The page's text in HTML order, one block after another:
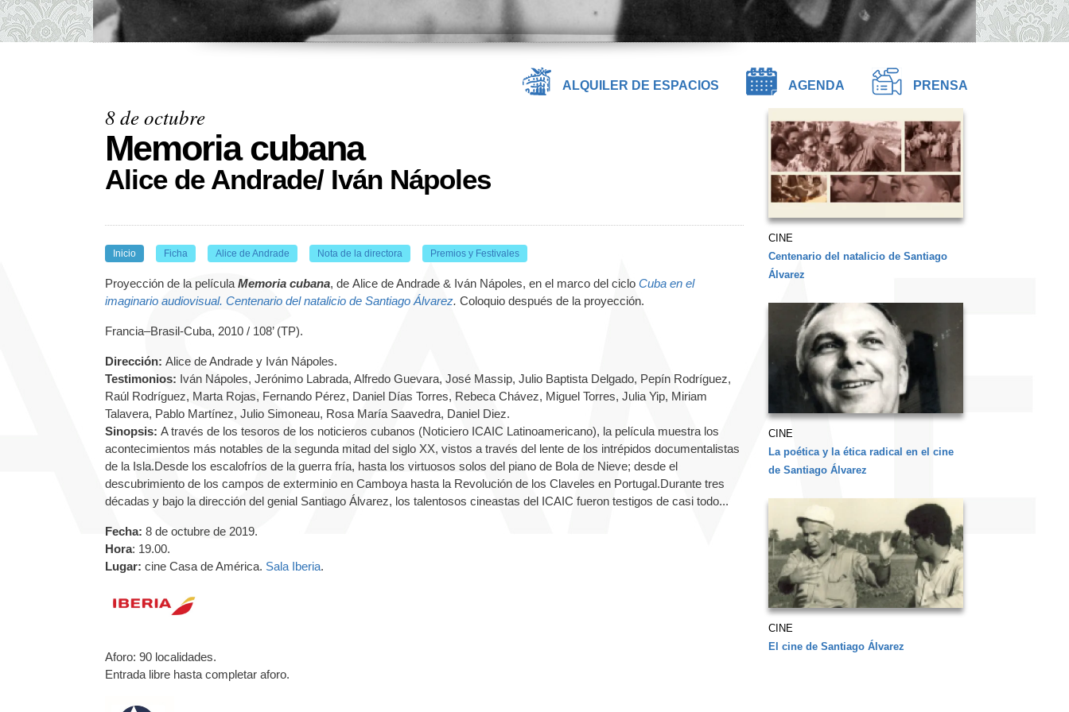
ALQUILER DE ESPACIOS AGENDA PRENSA
8 de octubre
Memoria cubana
Alice de Andrade/ Iván Nápoles
Inicio Ficha Alice de Andrade Nota de la directora Premios y Festivales
Proyección de la película Memoria cubana, de Alice de Andrade & Iván Nápoles, en el marco del ciclo Cuba en el
imaginario audiovisual. Centenario del natalicio de Santiago Álvarez. Coloquio después de la proyección.
Francia–Brasil-Cuba, 2010 / 108’ (TP).
Dirección: Alice de Andrade y Iván Nápoles.
Testimonios: Iván Nápoles, Jerónimo Labrada, Alfredo Guevara, José Massip, Julio Baptista Delgado, Pepín Rodríguez,
Raúl Rodríguez, Marta Rojas, Fernando Pérez, Daniel Días Torres, Rebeca Chávez, Miguel Torres, Julia Yip, Miriam
Talavera, Pablo Martínez, Julio Simoneau, Rosa María Saavedra, Daniel Diez.
Sinopsis: A través de los tesoros de los noticieros cubanos (Noticiero ICAIC Latinoamericano), la película muestra los
acontecimientos más notables de la segunda mitad del siglo XX, vistos a través del lente de los intrépidos documentalistas
de la Isla.Desde los escalofríos de la guerra fría, hasta los virtuosos solos del piano de Bola de Nieve; desde el
descubrimiento de los campos de exterminio en Camboya hasta la Revolución de los Claveles en Portugal.Durante tres
décadas y bajo la dirección del genial Santiago Álvarez, los talentosos cineastas del ICAIC fueron testigos de casi todo...
Fecha: 8 de octubre de 2019.
Hora: 19.00.
Lugar: cine Casa de América. Sala Iberia.
Aforo: 90 localidades.
Entrada libre hasta completar aforo.
CINE
Centenario del natalicio de Santiago
Álvarez
CINE
La poética y la ética radical en el cine
de Santiago Álvarez
CINE
El cine de Santiago Álvarez